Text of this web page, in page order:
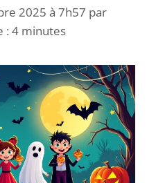
2025 à 7h57 par
: 4 minutes